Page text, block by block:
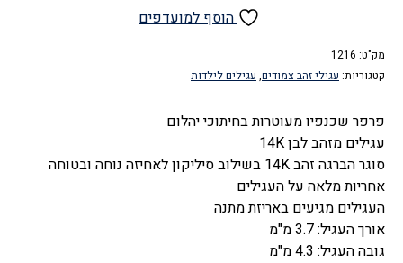
-
פרפר
קטן
הוסף למועדפים
מק"ט: 1216
קטגוריות: עגילי זהב צמודים, עגילים לילדות
פרפר שכנפיו מעוטרות בחיתוכי יהלום
עגילים מזהב לבן 14K
סוגר הברגה זהב 14K בשילוב סיליקון לאחיזה נוחה ובטוחה
אחריות מלאה על העגילים
העגילים מגיעים באריזת מתנה
אורך העגיל: 3.7 מ"מ
גובה העגיל: 4.3 מ"מ